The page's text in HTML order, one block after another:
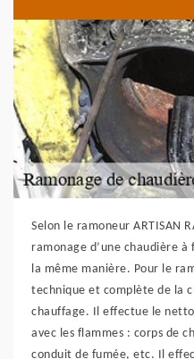
Selon le ramoneur ARTISAN
ramonage d’une chaudière
la même manière. Pour le
technique et complète de la
chauffage. Il effectue le
avec les flammes : corps de
conduit de fumée, etc. Il